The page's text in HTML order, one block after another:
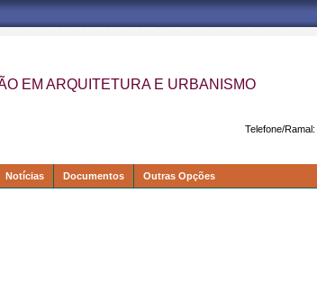
EM ARQUITETURA E URBANISMO
Telefone/Ramal:
Notícias Documentos Outras Opções